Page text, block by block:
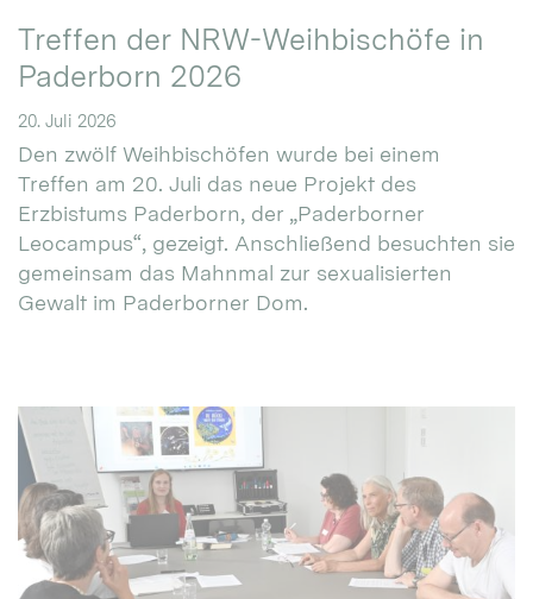
Treffen der NRW-Weihbischöfe in
Paderborn 2026
20. Juli 2026
Den zwölf Weihbischöfen wurde bei einem
Treffen am 20. Juli das neue Projekt des
Erzbistums Paderborn, der „Paderborner
Leocampus“, gezeigt. Anschließend besuchten sie
gemeinsam das Mahnmal zur sexualisierten
Gewalt im Paderborner Dom.